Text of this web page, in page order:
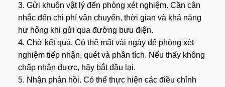
3. Gửi khuôn vật lý đến phòng xét nghiệm. Cần cân
nhắc đến chi phí vận chuyển, thời gian và khả năng
hư hỏng khi gửi qua đường bưu điện.
4. Chờ kết quả. Có thể mất vài ngày để phòng xét
nghiệm tiếp nhận, quét và phân tích. Nếu thấy không
chấp nhận được, hãy bắt đầu lại.
5. Nhận phản hồi. Có thể thực hiện các điều chỉnh